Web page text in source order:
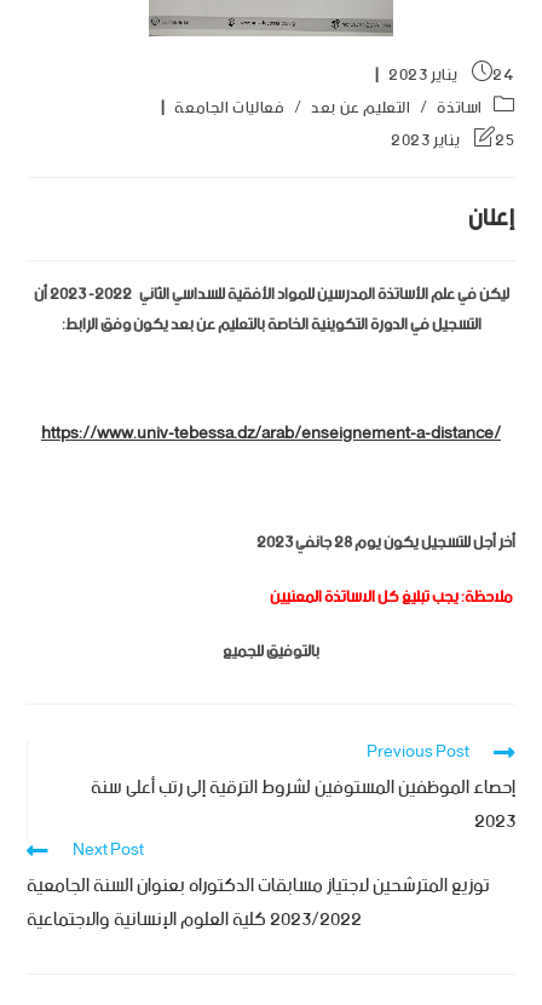
24 يناير 2023
اساتذة / التعليم عن بعد / فعاليات الجامعة
25 يناير 2023
إعلان
ليكن في علم الأساتذة المدرسين للمواد الأفقية للسداسي الثاني 2022- 2023 أن
التسجيل في الدورة التكوينية الخاصة بالتعليم عن بعد يكون وفق الرابط:
https://www.univ-tebessa.dz/arab/enseignement-a-distance/
أخر أجل للتسجيل يكون يوم 28 جانفي 2023
ملاحظة: يجب تبليغ كل الاساتذة المعنيين
بالتوفيق للجميع
Previous Post
إحصاء الموظفين المستوفين لشروط الترقية إلى رتب أعلى سنة
2023
Next Post
توزيع المترشحين لاجتياز مسابقات الدكتوراه بعنوان السنة الجامعية
2023/2022 كلية العلوم الإنسانية والاجتماعية